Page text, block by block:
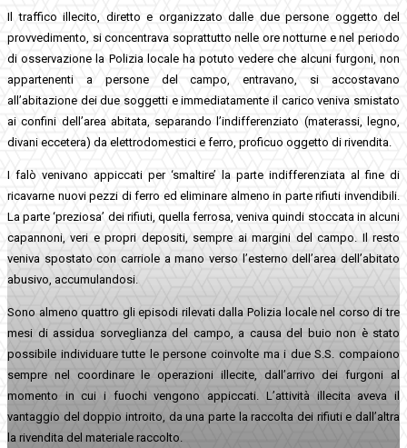
Il traffico illecito, diretto e organizzato dalle due persone oggetto del
provvedimento, si concentrava soprattutto nelle ore notturne e nel periodo
di osservazione la Polizia locale ha potuto vedere che alcuni furgoni, non
appartenenti a persone del campo, entravano, si accostavano
all’abitazione dei due soggetti e immediatamente il carico veniva smistato
ai confini dell’area abitata, separando l’indifferenziato (materassi, legno,
divani eccetera) da elettrodomestici e ferro, proficuo oggetto di rivendita.
I falò venivano appiccati per ‘smaltire’ la parte indifferenziata al fine di
ricavarne nuovi pezzi di ferro ed eliminare almeno in parte rifiuti invendibili.
La parte ‘preziosa’ dei rifiuti, quella ferrosa, veniva quindi stoccata in alcuni
capannoni, veri e propri depositi, sempre ai margini del campo. Il resto
veniva spostato con carriole a mano verso l’esterno dell’area dell’abitato
abusivo, accumulandosi.
Sono almeno quattro gli episodi rilevati dalla Polizia locale nel corso di tre
mesi di assidua sorveglianza del campo, a causa del buio non è stato
possibile individuare tutte le persone coinvolte ma i due S.S. compaiono
sempre nel coordinare le operazioni illecite, dall’arrivo dei furgoni al
momento in cui i fuochi vengono appiccati. L’attività illecita aveva il
vantaggio del doppio introito, da una parte la raccolta dei rifiuti e dall’altra
la rivendita del materiale raccolto.